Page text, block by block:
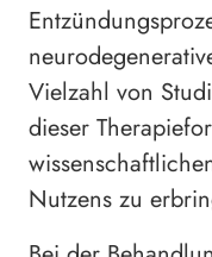
Vielzahl von
dieser
Nutzens zu